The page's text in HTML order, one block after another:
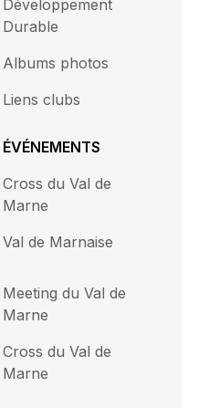
Développement
Durable
Albums photos
Liens clubs
ÉVÉNEMENTS
Cross du Val de
Marne
Val de Marnaise
Meeting du Val de
Marne
Cross du Val de
Marne